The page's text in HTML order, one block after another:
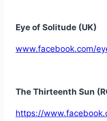
Eye of Solitude (UK)
www.facebook.com/
The Thirteenth Sun
https://